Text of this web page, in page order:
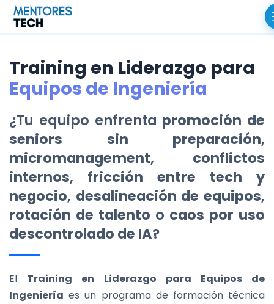
Training en Liderazgo para
Equipos de Ingeniería
¿Tu equipo enfrenta promoción de
seniors sin preparación,
micromanagement, conflictos
internos, fricción entre tech y
negocio, desalineación de equipos,
rotación de talento o caos por uso
descontrolado de IA?
El Training en Liderazgo para Equipos de
Ingeniería es un programa de formación técnica